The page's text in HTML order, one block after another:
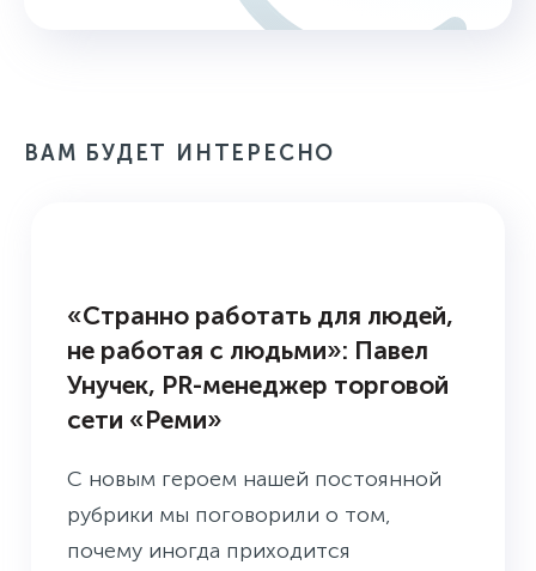
ВАМ БУДЕТ ИНТЕРЕСНО
«Странно работать для людей,
не работая с людьми»: Павел
Унучек, PR-менеджер торговой
сети «Реми»
С новым героем нашей постоянной
рубрики мы поговорили о том,
почему иногда приходится